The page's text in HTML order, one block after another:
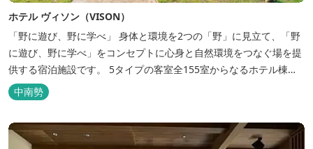
ホテル ヴィソン（VISON）
「野に遊び、野に学べ」 身体と環境を2つの「野」に見立て、「野
に遊び、野に学べ」をコンセプトに心身と自然環境をつなぐ場を提
供する宿泊施設です。 5タイプの客室全155室からなるホテル棟
と、プライベートな滞在が楽しめる一棟独立型のヴィラ6棟がござ
います。
中南勢